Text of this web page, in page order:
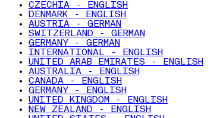
CZECHIA - ENGLISH
DENMARK - ENGLISH
AUSTRIA - GERMAN
SWITZERLAND - GERMAN
GERMANY - GERMAN
INTERNATIONAL - ENGLISH
UNITED ARAB EMIRATES - ENGLISH
AUSTRALIA - ENGLISH
CANADA - ENGLISH
GERMANY - ENGLISH
UNITED KINGDOM - ENGLISH
NEW ZEALAND - ENGLISH